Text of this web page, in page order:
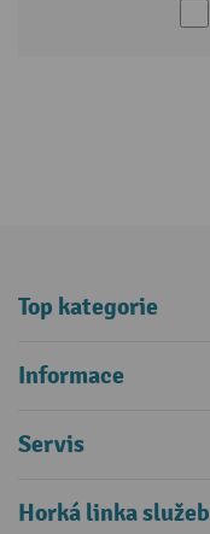
Top kategorie
Informace
Servis
Horká linka služeb